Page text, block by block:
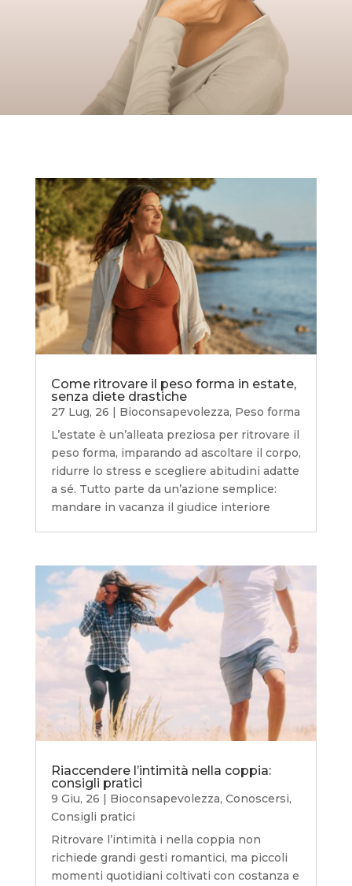
Come ritrovare il peso forma in estate,
senza diete drastiche
27 Lug, 26 | Bioconsapevolezza, Peso forma
L’estate è un’alleata preziosa per ritrovare il
peso forma, imparando ad ascoltare il corpo,
ridurre lo stress e scegliere abitudini adatte
a sé. Tutto parte da un’azione semplice:
mandare in vacanza il giudice interiore
Riaccendere l’intimità nella coppia:
consigli pratici
9 Giu, 26 Bioconsapevolezza, Conoscersi,
Consigli pratici
Ritrovare l’intimità i nella coppia non
richiede grandi gesti romantici, ma piccoli
momenti quotidiani coltivati con costanza e